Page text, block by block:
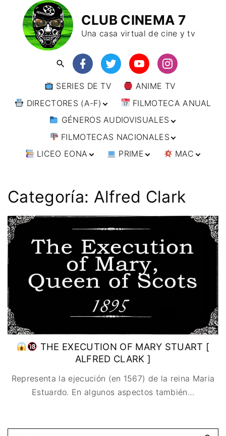
CLUB CINEMA 7
Una casa virtual de cine y tv
SERIES DE TV
ANIME TV
DIRECTORES (A-F)
DIRECTORES (F-L)
DIRECTORES (L-
W)
FILMOTECA ANUAL
GÉNEROS AUDIOVISUALES
ANIMACIÓN
ARTES MARCIALES
CINE DOCUMENTAL
CINE NEGRO / CRIMEN /
COMEDIA
DRAMA
ÉPICO / MITOLÓGICO
EXPERIMENTOS
MUSICAL
FILMOTECAS NACIONALES
AFRICA
BRASIL
CHILE
ESTADOS UNIDOS
URUGUAY
ASIA
INDIA
JAPÓN
EUROPA
ALEMANIA
DINAMARCA
FRANCIA
SUECIA
OCEANIA AUSTRALIA
LICEO EONA
TALLERES
ONLINE
IMAGEN & VIDEO
SERVICIOS DE
COMPUTACIÓN
DISEÑO WEB
CONTACTO
TARJETA
PRIME
IMPRESCINDIBLES
MAC
ANIME
🗨 CÓMICS
Categoría: Alfred Clark
THE EXECUTION OF MARY STUART [
ALFRED CLARK ]
Representa la ejecución (en 1567) de la reina Maria
Estuardo. En algunos aspectos también…